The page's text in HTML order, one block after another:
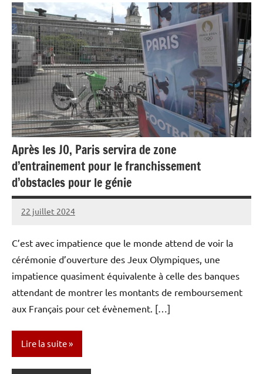
Après les JO, Paris servira de zone
d’entrainement pour le franchissement
d’obstacles pour le génie
22 juillet 2024
Caporal
Aucun
C’est avec impatience que le monde attend de voir la
cérémonie d’ouverture des Jeux Olympiques, une
impatience quasiment équivalente à celle des banques
attendant de montrer les montants de remboursement
aux Français pour cet évènement. […]
Lire la suite